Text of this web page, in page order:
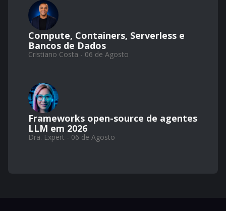
Compute, Containers, Serverless e
Bancos de Dados
Cristiano Costa - 06 de Agosto
Frameworks open-source de agentes
LLM em 2026
Dra. Expert - 06 de Agosto